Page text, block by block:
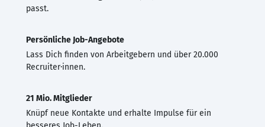
passt.
Persönliche Job-Angebote
Lass Dich finden von Arbeitgebern und über 20.000
Recruiter·innen.
21 Mio. Mitglieder
Knüpf neue Kontakte und erhalte Impulse für ein